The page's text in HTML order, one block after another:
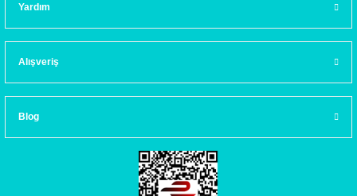
Yardım
Alışveriş
Blog